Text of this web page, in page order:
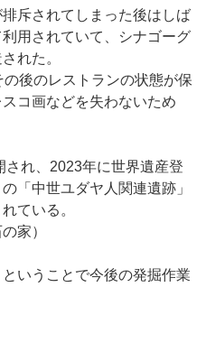
斥されてしまった後はしば
用されていて、シナゴーグ
れた。
後のレストランの状態が保
コ画などを失わないため
れ、2023年に世界遺産登
「中世ユダヤ人関連遺跡」
ている。
家）
いうことで今後の発掘作業